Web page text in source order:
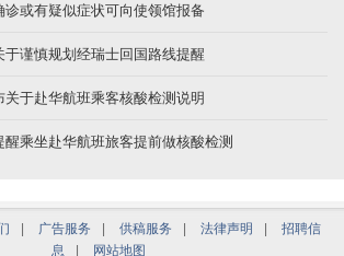
诊或有疑似症状可向使领馆报备
于谨慎规划经瑞士回国路线提醒
关于赴华航班乘客核酸检测说明
醒乘坐赴华航班旅客提前做核酸检测
| 广告服务 | 供稿服务 | 法律声明 |
招聘信
息
| 网站地图